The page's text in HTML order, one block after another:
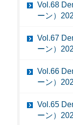
Vol.68
ーン）
Vol.67
ーン）
Vol.66
ーン）
Vol.65
ーン）